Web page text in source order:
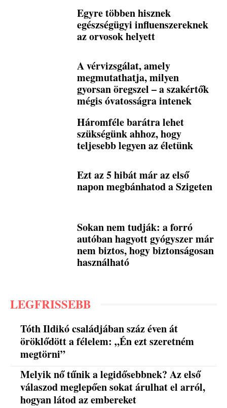
Egyre többen hisznek
egészségügyi influenszereknek
az orvosok helyett
A vérvizsgálat, amely
megmutathatja, milyen
gyorsan öregszel – a szakértők
mégis óvatosságra intenek
Háromféle barátra lehet
szükségünk ahhoz, hogy
teljesebb legyen az életünk
Ezt az 5 hibát már az első
napon megbánhatod a Szigeten
Sokan nem tudják: a forró
autóban hagyott gyógyszer már
nem biztos, hogy biztonságosan
használható
LEGFRISSEBB
Tóth Ildikó családjában száz éven át
öröklődött a félelem: „Én ezt szeretném
megtörni”
Melyik nő tűnik a legidősebbnek? Az első
válaszod meglepően sokat árulhat el arról,
hogyan látod az embereket